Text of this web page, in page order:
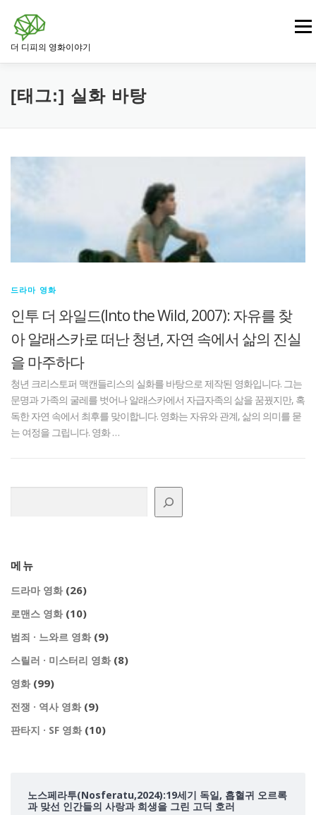
바
더 디피의 영화이야기
메뉴
영화 드라마 영화 범죄 · 느와르 영화
[태그:] 실화 바탕
드라마 영화
인투 더 와일드(Into the Wild, 2007): 자유를 찾
아 알래스카로 떠난 청년, 자연 속에서 삶의 진실
을 마주하다
청년 크리스토퍼 맥캔들리스의 실화를 바탕으로 제작된 영화입니다. 그는
문명과 가족의 굴레를 벗어나 알래스카에서 자급자족의 삶을 꿈꿨지만, 혹
독한 자연 속에서 최후를 맞이합니다. 영화는 자유와 관계, 삶의 의미를 묻
는 여정을 그립니다. 영화 …
메뉴
드라마 영화(26)
로맨스 영화(10)
범죄 · 느와르 영화(9)
스릴러 · 미스터리 영화(8)
영화(99)
전쟁 · 역사 영화(9)
판타지 · SF 영화(10)
노스페라투(Nosferatu,2024):19세기 독일, 흡혈귀 오르록
과 맞선 인간들의 사랑과 희생을 그린 고딕 호러